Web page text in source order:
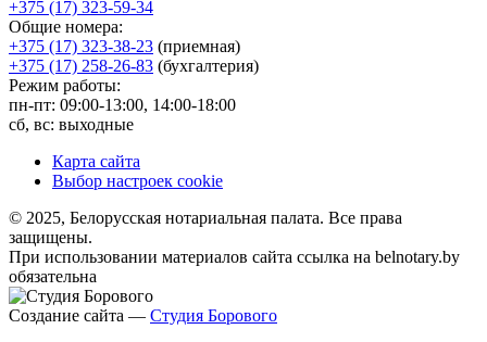
+375 (17) 323-59-34
Общие номера:
+375 (17) 323-38-23 (приемная)
+375 (17) 258-26-83 (бухгалтерия)
Режим работы:
пн-пт: 09:00-13:00, 14:00-18:00
сб, вс: выходные
Карта сайта
Выбор настроек cookie
© 2025, Белорусская нотариальная палата. Все права
защищены.
При использовании материалов сайта ссылка на belnotary.by
обязательна
Создание сайта — Студия Борового